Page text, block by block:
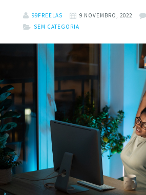
99FREELAS 9 NOVEMBRO, 2022
SEM CATEGORIA